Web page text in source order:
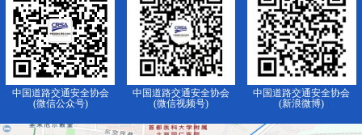
中国道路交通安全协会
(微信公众号)
中国道路交通安全协会
(微信视频号)
中国道路交通安全协会
(新浪微博)